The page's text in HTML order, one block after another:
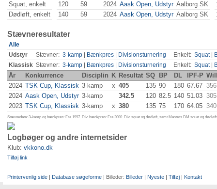
Squat, enkelt
120 59 2024 Aask Open, Udstyr Aalborg SK
Dødløft, enkelt
140 59 2024 Aask Open, Udstyr Aalborg SK
Stævneresultater
Alle
Udstyr
Stævner: 3-kamp Bænkpres Divisionsturnering Enkelt: Squat|
Klassisk Stævner: 3-kamp Bænkpres Divisionsturnering Enkelt: Squat|
År Konkurrence Disciplin K Resultat SQ BP DL IPF-P
2024 TSK Cup, Klassisk 3-kamp x 405 135 90 180 67.67
2024 Aask Open, Udstyr 3-kamp 342.5 120 82.5 140 51.03
2023 TSK Cup, Klassisk 3-kamp x 380 135 75 170 64.05
Stævnedata: 3-kamp og bænkpres: Fra 1997. Div. bænkpres: Fra 2000. Div. squat og dødløft, samt Masters DM squat og
Logbøger og andre internetsider
Klub: vkkono.dk
Tilføj link
Printervenlig side | Database søgeforme | Billeder: Billeder | Nyeste | Tilføj | Kontakt